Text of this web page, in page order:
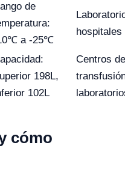
de
a -25℃
hospitales
198L,
102L
Centros de
cómo